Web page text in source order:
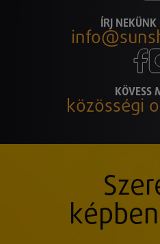
ÍRJ
KÖVESS
közösségi